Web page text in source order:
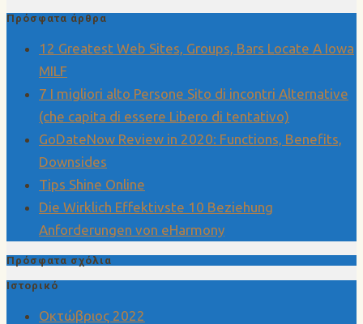
Πρόσφατα άρθρα
12 Greatest Web Sites, Groups, Bars Locate A Iowa
MILF
7 I migliori alto Persone Sito di incontri Alternative
(che capita di essere Libero di tentativo)
GoDateNow Review in 2020: Functions, Benefits,
Downsides
Tips Shine Online
Die Wirklich Effektivste 10 Beziehung
Anforderungen von eHarmony
Πρόσφατα σχόλια
Ιστορικό
Οκτώβριος 2022